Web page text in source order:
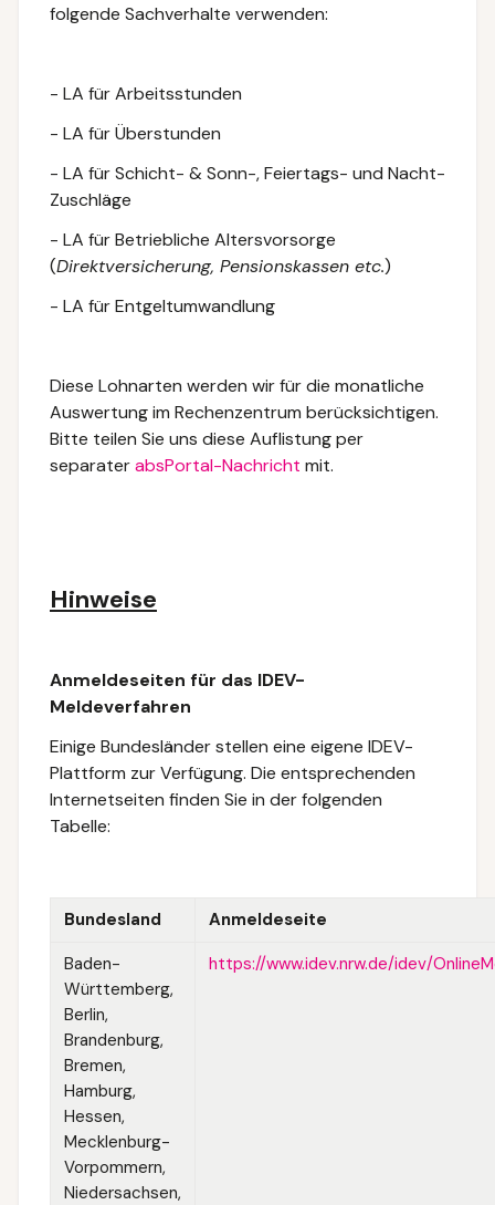
folgende Sachverhalte verwenden:
- LA für Arbeitsstunden
- LA für Überstunden
- LA für Schicht- & Sonn-, Feiertags- und Nacht-
Zuschläge
- LA für Betriebliche Altersvorsorge
(Direktversicherung, Pensionskassen etc.)
- LA für Entgeltumwandlung
Diese Lohnarten werden wir für die monatliche
Auswertung im Rechenzentrum berücksichtigen.
Bitte teilen Sie uns diese Auflistung per
separaterabsPortal-Nachricht mit.
Hinweise
Anmeldeseiten für das IDEV-
Meldeverfahren
Einige Bundesländer stellen eine eigene IDEV-
Plattform zur Verfügung. Die entsprechenden
Internetseiten finden Sie in der folgenden
Tabelle:
Bundesland
Anmeldeseite
Baden-
Württemberg,
Berlin,
Brandenburg,
Bremen,
Hamburg,
Hessen,
Mecklenburg-
Vorpommern,
Niedersachsen,
https://www.idev.nrw.de/idev/